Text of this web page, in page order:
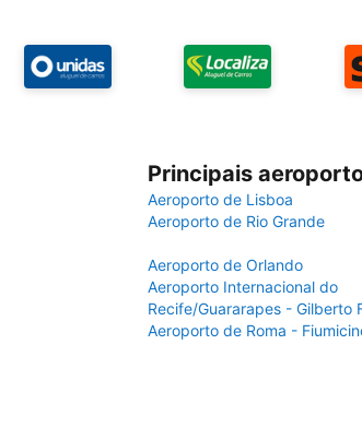
Principais
Aeroporto de Lisboa
Aeroporto de Rio Grande
Aeroporto de Orlando
Aeroporto Internacional do
Recife/Guararapes - Gilberto
Aeroporto de Roma -